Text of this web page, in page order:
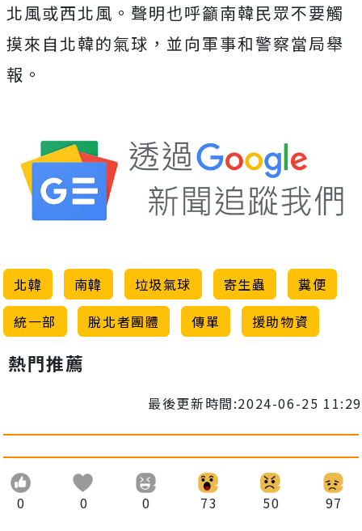
北風或西北風。 聲明也呼籲南韓民眾不要觸
摸來自北韓的氣球，並向軍事和警察當局舉
報。
北韓 南韓 垃圾氣球 寄生蟲
糞便
統一部
脫北者團體 傳單 援助物資
熱門推薦
最後更新時間:2024-06-25 11:29
0 0 0 73 50 97